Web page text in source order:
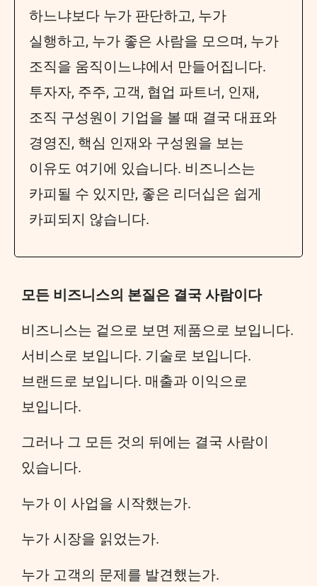
하느냐보다 누가 판단하고, 누가
실행하고, 누가 좋은 사람을 모으며, 누가
조직을 움직이느냐에서 만들어집니다.
투자자, 주주, 고객, 협업 파트너, 인재,
조직 구성원이 기업을 볼 때 결국 대표와
경영진, 핵심 인재와 구성원을 보는
이유도 여기에 있습니다. 비즈니스는
카피될 수 있지만, 좋은 리더십은 쉽게
카피되지 않습니다.
모든 비즈니스의 본질은 결국 사람이다
비즈니스는 겉으로 보면 제품으로 보입니다.
서비스로 보입니다. 기술로 보입니다.
브랜드로 보입니다. 매출과 이익으로
보입니다.
그러나 그 모든 것의 뒤에는 결국 사람이
있습니다.
누가 이 사업을 시작했는가.
누가 시장을 읽었는가.
누가 고객의 문제를 발견했는가.